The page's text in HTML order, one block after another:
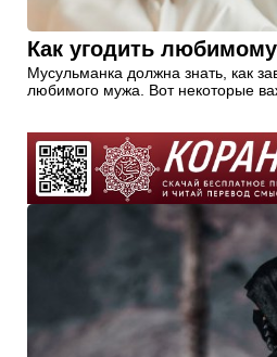
Как угодить
Мусульманка должна знать, как
любимого мужа. Вот некоторые